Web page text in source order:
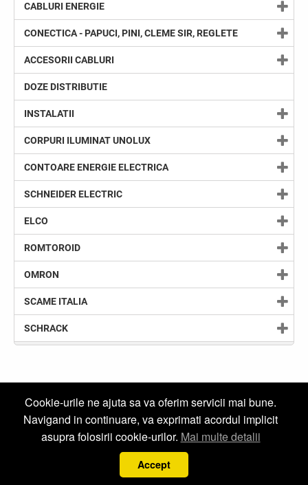
CABLURI ENERGIE
CONECTICA - PAPUCI, PINI, CLEME SIR, REGLETE
ACCESORII CABLURI
DOZE DISTRIBUTIE
INSTALATII
CORPURI ILUMINAT UNOLUX
CONTOARE ENERGIE ELECTRICA
SCHNEIDER ELECTRIC
ELCO
ROMTOROID
OMRON
SCAME ITALIA
SCHRACK
Newsletter
Social
Cookie-urile ne ajuta sa va oferim servicii mai bune.
Navigand in continuare, va exprimati acordul implicit
asupra folosirii cookie-urilor. Mai multe detalii
Accept